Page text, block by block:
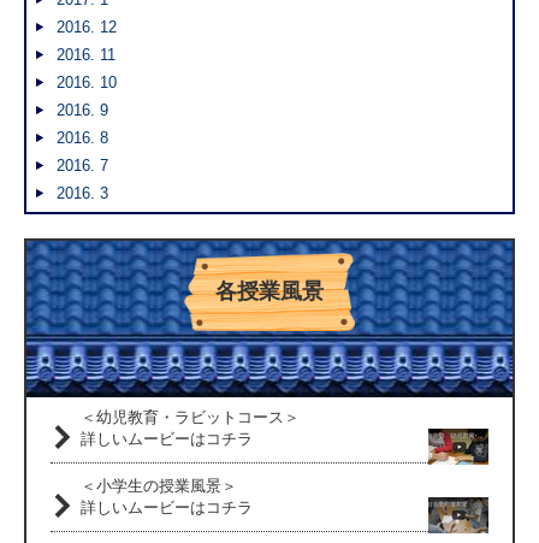
2016. 12
2016. 11
2016. 10
2016. 9
2016. 8
2016. 7
2016. 3
各授業風景
＜幼児教育・ラビットコース＞
詳しいムービーはコチラ
＜小学生の授業風景＞
詳しいムービーはコチラ